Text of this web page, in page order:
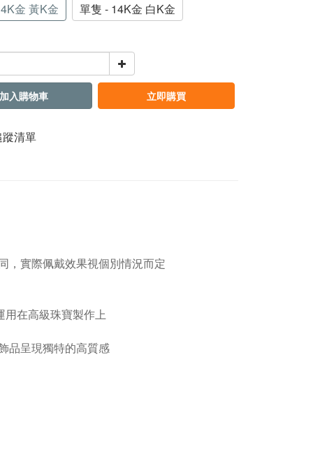
金 黃K金
單隻 - 14K金 白K金
加入購物車 立即購買
清單
，實際佩戴效果視個別情況而定
用在高級珠寶製作上
品呈現獨特的高質感